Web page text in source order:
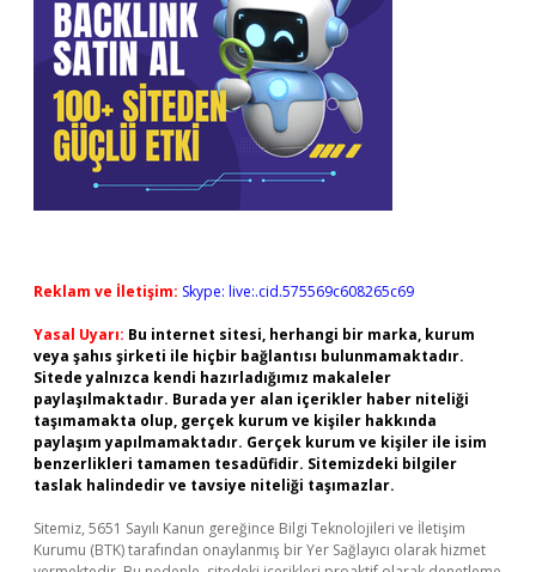
Reklam ve İletişim: Skype: live:.cid.575569c608265c69
Yasal Uyarı: Bu internet sitesi, herhangi bir marka, kurum
veya şahıs şirketi ile hiçbir bağlantısı bulunmamaktadır.
Sitede yalnızca kendi hazırladığımız makaleler
paylaşılmaktadır. Burada yer alan içerikler haber niteliği
taşımamakta olup, gerçek kurum ve kişiler hakkında
paylaşım yapılmamaktadır. Gerçek kurum ve kişiler ile isim
benzerlikleri tamamen tesadüfidir. Sitemizdeki bilgiler
taslak halindedir ve tavsiye niteliği taşımazlar.
Sitemiz, 5651 Sayılı Kanun gereğince Bilgi Teknolojileri ve İletişim
Kurumu (BTK) tarafından onaylanmış bir Yer Sağlayıcı olarak hizmet